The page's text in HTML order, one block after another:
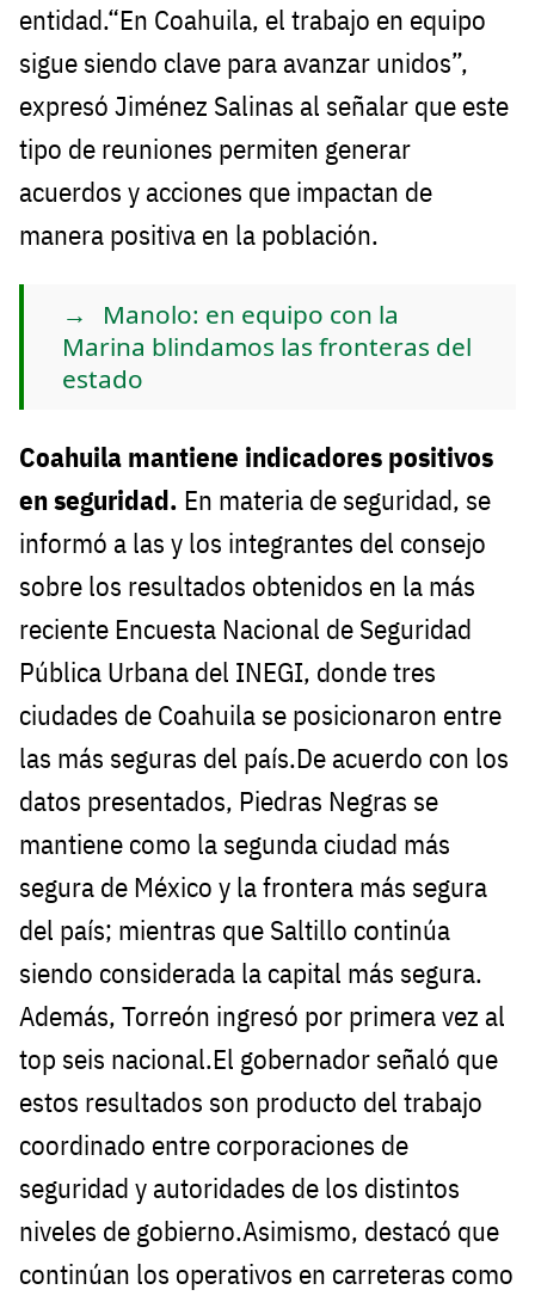
entidad.“En Coahuila, el trabajo en equipo
sigue siendo clave para avanzar unidos”,
expresó Jiménez Salinas al señalar que este
tipo de reuniones permiten generar
acuerdos y acciones que impactan de
manera positiva en la población.
Manolo: en equipo con la
Marina blindamos las fronteras del
estado
Coahuila mantiene indicadores positivos
en seguridad. En materia de seguridad, se
informó a las y los integrantes del consejo
sobre los resultados obtenidos en la más
reciente Encuesta Nacional de Seguridad
Pública Urbana del INEGI, donde tres
ciudades de Coahuila se posicionaron entre
las más seguras del país.De acuerdo con los
datos presentados, Piedras Negras se
mantiene como la segunda ciudad más
segura de México y la frontera más segura
del país; mientras que Saltillo continúa
siendo considerada la capital más segura.
Además, Torreón ingresó por primera vez al
top seis nacional.El gobernador señaló que
estos resultados son producto del trabajo
coordinado entre corporaciones de
seguridad y autoridades de los distintos
niveles de gobierno.Asimismo, destacó que
continúan los operativos en carreteras como